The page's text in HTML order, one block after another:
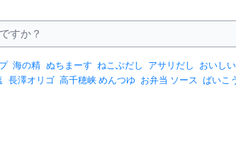
海の精 ぬちまーす ねこぶだし アサリだし おいし
長澤オリゴ 高千穂峡 めんつゆ お弁当 ソース ばいこ